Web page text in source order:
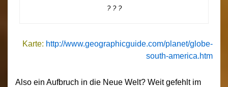
? ? ?
Karte: http://www.geographicguide.com/planet/globe-
south-america.htm
Also ein Aufbruch in die Neue Welt? Weit gefehlt im